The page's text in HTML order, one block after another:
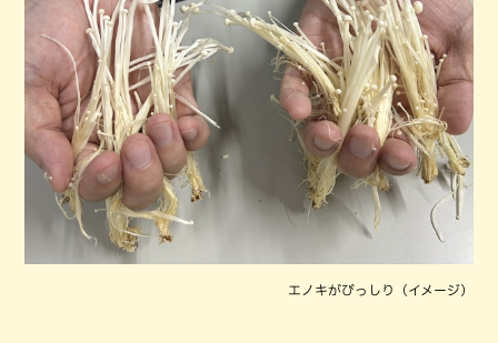
エノキがびっしり（イメージ）